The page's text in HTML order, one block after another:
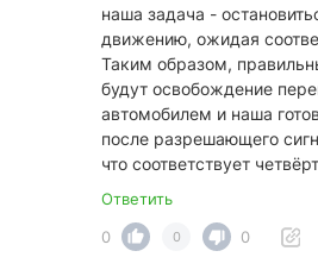
наша задача -
движению, ожидая
Таким образом,
будут освобождение
автомобилем и наша
после разрешающего
что соответствует
Ответить
0
0 0